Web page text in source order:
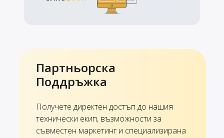
Партньорска
Поддръжка
Получете директен достъп до нашия
технически екип, възможности за
съвместен маркетинг и специализирана